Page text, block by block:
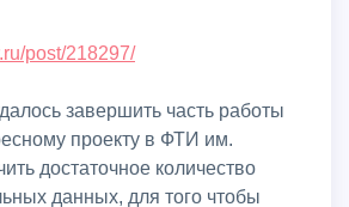
post/218297/
завершить часть работы
проекту в ФТИ им.
достаточное количество
данных, для того чтобы